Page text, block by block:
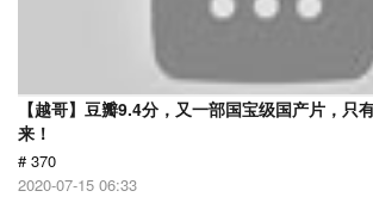
【越哥】豆瓣9.4分，又一部国宝级国产片，只
来！
# 370
2020-07-15 06:33